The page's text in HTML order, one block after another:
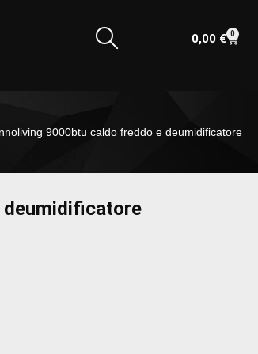
0,00 € 0
9000btu caldo freddo e deumidificatore
deumidificatore